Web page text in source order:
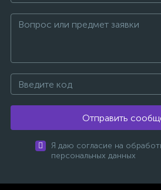
Отправить
Я даю согласие на
персональных данных